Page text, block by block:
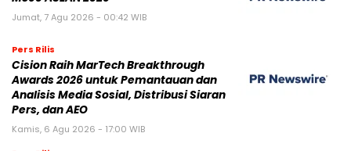
Jumat, 7 Agu 2026 - 00:42 WIB
Pers Rilis
Cision Raih MarTech Breakthrough
Awards 2026 untuk Pemantauan dan
Analisis Media Sosial, Distribusi Siaran
Pers, dan AEO
Kamis, 6 Agu 2026 - 17:00 WIB